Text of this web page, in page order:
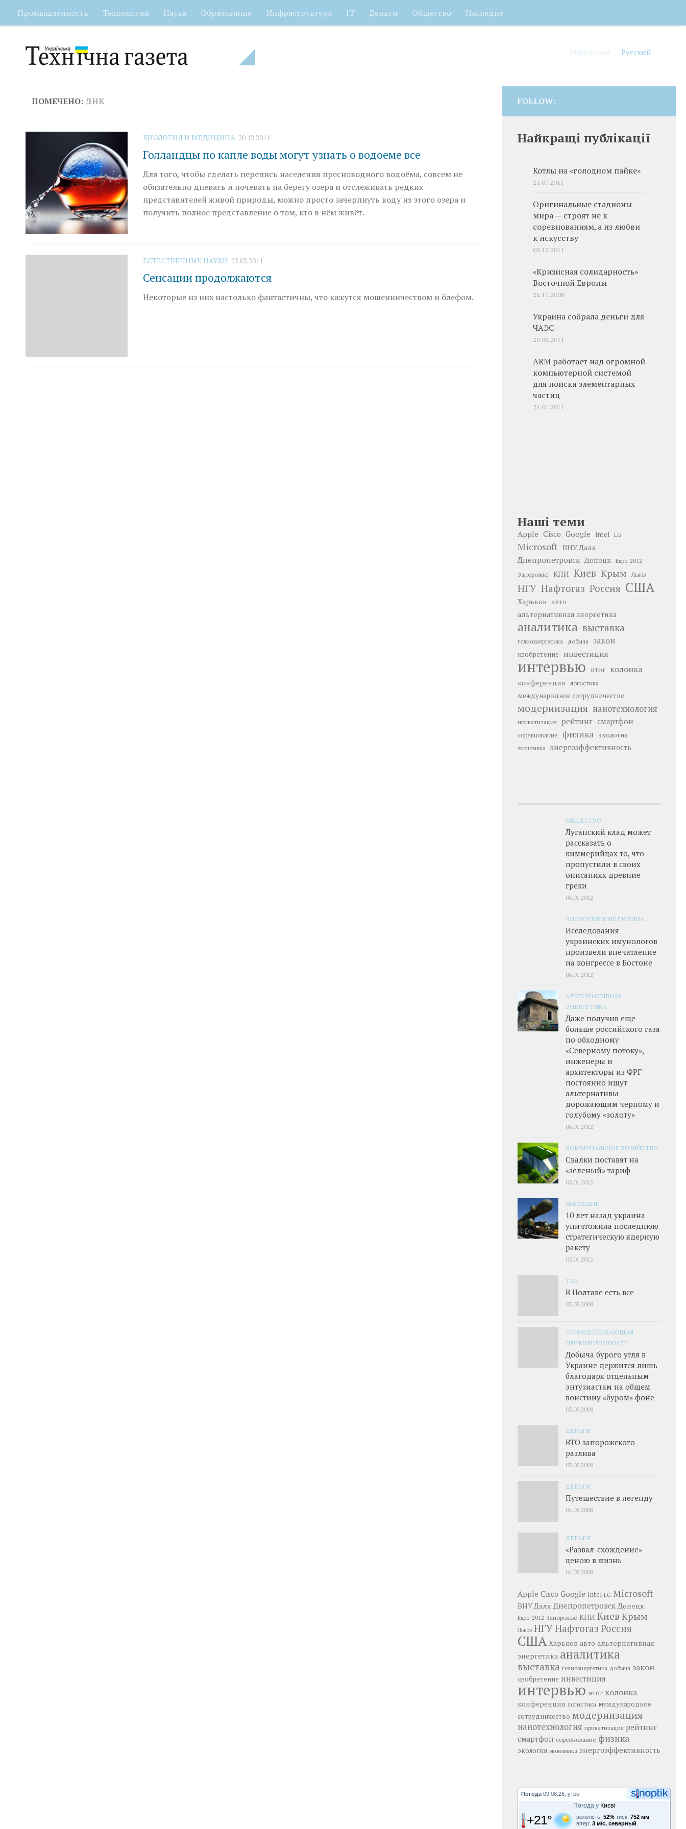
Перейти к содержимому
Промышленность Технологии Наука Образование Инфраструктура IT Деньги Общество Наследие
Українська Русский
ПОМЕЧЕНО: ДНК
БИОЛОГИЯ И МЕДИЦИНА 20.12.2011
Голландцы по капле воды могут узнать о водоеме все
Для того, чтобы сделать перепись населения пресноводного водоёма, совсем не
обязательно дневать и ночевать на берегу озера и отслеживать редких
представителей живой природы, можно просто зачерпнуть воду из этого озера и
получить полное представление о том, кто в нём живёт.
ЕСТЕСТВЕННЫЕ НАУКИ 22.02.2011
Сенсации продолжаются
Некоторые из них настолько фантастичны, что кажутся мошенничеством и блефом.
FOLLOW:
Найкращі публікації
Котлы на «голодном пайке»
21.07.2011
Оригинальные стадионы
мира — строят не к
соревнованиям, а из любви
к искусству
05.12.2011
«Кризисная солидарность»
Восточной Европы
26.11.2008
Украина собрала деньги для
ЧАЭС
20.06.2011
ARM работает над огромной
компьютерной системой
для поиска элементарных
частиц
24.01.2011
Наші теми
Apple Cisco Google Intel LG
Microsoft ВНУ Даля
Днепропетровск Донецк Евро-2012
Запорожье КПИ Киев Крым Львов
НГУ Нафтогаз Россия США
Харьков авто
альтернативная энергетика
аналитика выставка
гелиоэнергетика добыча закон
изобретение инвестиция
интервью итог колонка
конференция логистика
международное сотрудничество
модернизация нанотехнология
приватизация рейтинг смартфон
соревнование физика экология
экономика энергоэффективность
ОБЩЕСТВО
Луганский клад может
рассказать о
киммерийцах то, что
пропустили в своих
описаниях древние
греки
06.01.2012
БИОЛОГИЯ И МЕДИЦИНА
Исследования
украинских имунологов
произвели впечатление
на конгрессе в Бостоне
06.01.2012
АЛЬТЕРНАТИВНАЯ
ЭНЕРГЕТИКА
Даже получив еще
больше российского газа
по обходному
«Северному потоку»,
инженеры и
архитекторы из ФРГ
постоянно ищут
альтернативы
дорожающим черному и
голубому «золоту»
06.01.2012
КОММУНАЛЬНОЕ ХОЗЯЙСТВО
Свалки поставят на
«зеленый» тариф
05.01.2012
НАСЛЕДИЕ
10 лет назад украина
уничтожила последнюю
стратегическую ядерную
ракету
05.01.2012
ТЭК
В Полтаве есть все
03.03.2008
ГОРНОДОБЫВАЮЩАЯ
ПРОМЫШЛЕННОСТЬ
Добыча бурого угля в
Украине держится лишь
благодаря отдельным
энтузиастам на общем
воистину «буром» фоне
03.03.2008
ДЕНЬГИ
ВТО запорожского
разлива
03.03.2008
ДЕНЬГИ
Путешествие в легенду
04.03.2008
ДЕНЬГИ
«Развал-схождение»
ценою в жизнь
04.03.2008
Apple Cisco Google Intel LG Microsoft
ВНУ Даля Днепропетровск Донецк
Евро-2012 Запорожье КПИ Киев Крым
Львов НГУНафтогаз Россия
США Харьков авто альтернативная
энергетика аналитика
выставка гелиоэнергетика добыча закон
изобретение инвестиция
интервью итог колонка
конференция логистика международное
сотрудничество модернизация
нанотехнология приватизация рейтинг
смартфон соревнование физика
экология экономика энергоэффективность
Погода 09.08.26, утро
Погода у Києві
+21° вологість: 52% тиск: 752 мм
вітер: 3 м/с, северный